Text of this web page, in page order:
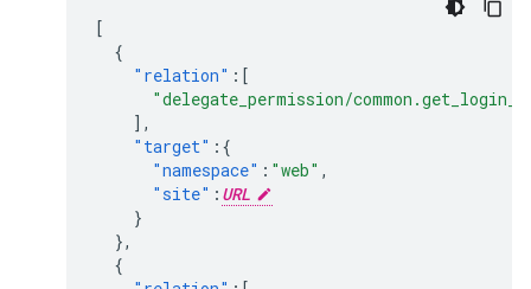
[
{
"relation" :[
"delegate_permission/
],
"target" :{
"namespace" : "web" ,
"site" : URL
}
},
{